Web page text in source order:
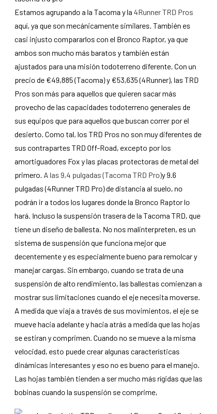
Estamos agrupando a la Tacoma y la 4Runner TRD Pros
aquí, ya que son mecánicamente similares. También es
casi injusto compararlos con el Bronco Raptor, ya que
ambos son mucho más baratos y también están
ajustados para una misión todoterreno diferente. Con un
precio de €49,885 (Tacoma) y €53,635 (4Runner), las TRD
Pros son más para aquellos que quieren sacar más
provecho de las capacidades todoterreno generales de
sus equipos que para aquellos que buscan correr por el
desierto. Como tal, los TRD Pros no son muy diferentes de
sus contrapartes TRD Off-Road, excepto por los
amortiguadores Fox y las placas protectoras de metal del
primero. A las 9,4 pulgadas (Tacoma TRD Pro)y 9.6
pulgadas (4Runner TRD Pro) de distancia al suelo, no
podrán ir a todos los lugares donde la Bronco Raptor lo
hará. Incluso la suspensión trasera de la Tacoma TRD, que
tiene un diseño de ballesta. No nos malinterpreten, es un
sistema de suspensión que funciona mejor que
decentemente y es especialmente bueno para remolcar y
manejar cargas. Sin embargo, cuando se trata de una
suspensión de alto rendimiento, las ballestas comienzan a
mostrar sus limitaciones cuando el eje necesita moverse.
A medida que viaja a través de sus movimientos, el eje se
mueve hacia adelante y hacia atrás a medida que las hojas
se estiran y comprimen. Cuando no se mueve a la misma
velocidad, esto puede crear algunas características
dinámicas interesantes y eso no es bueno para el manejo.
Las hojas también tienden a ser mucho más rígidas que las
bobinas cuando la suspensión se comprime,